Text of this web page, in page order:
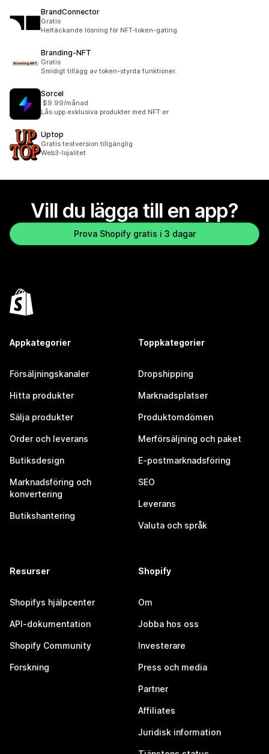
BrandConnector
Gratis
Heltäckande lösning för NFT-token-gating
Branding‑NFT
Gratis
Smidigt tillägg av token-styrda funktioner.
Sorcel
$9.99/månad
Lås upp exklusiva produkter med NFT:er
Uptop
Gratis testversion tillgänglig
Web3-lojalitet
Vill du lägga till en app?
Prova Shopify gratis i 3 dagar
Appkategorier
Försäljningskanaler
Hitta produkter
Sälja produkter
Order och leverans
Butiksdesign
Marknadsföring och
konvertering
Butikshantering
Toppkategorier
Dropshipping
Marknadsplatser
Produktomdömen
Merförsäljning och paket
E-postmarknadsföring
SEO
Leverans
Valuta och språk
Resurser
Shopifys hjälpcenter
API-dokumentation
Shopify Community
Forskning
Shopify
Om
Jobba hos oss
Investerare
Press och media
Partner
Affiliates
Juridisk information